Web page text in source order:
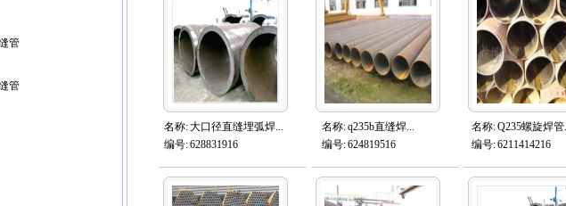
管
管
名称:大口径直缝埋弧焊...
编号:628831916
名称:q235b直缝焊...
编号:624819516
名称:Q235螺旋焊管
编号:6211414216